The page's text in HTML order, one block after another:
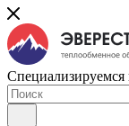
Специализируемся